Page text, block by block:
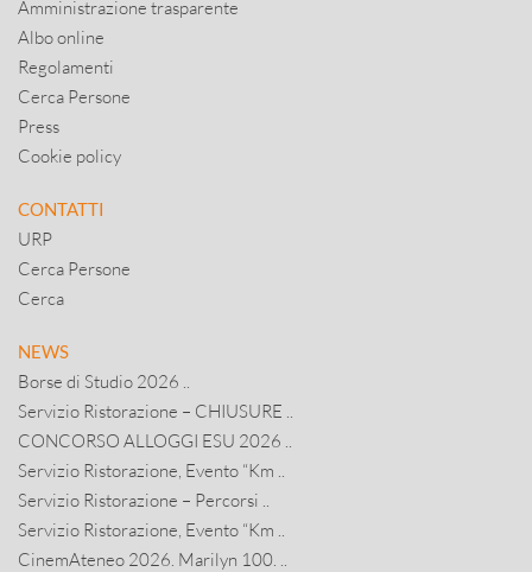
Amministrazione trasparente
Albo online
Regolamenti
Cerca Persone
Press
Cookie policy
CONTATTI
URP
Cerca Persone
Cerca
NEWS
Borse di Studio 2026 ..
Servizio Ristorazione – CHIUSURE ..
CONCORSO ALLOGGI ESU 2026 ..
Servizio Ristorazione, Evento “Km ..
Servizio Ristorazione – Percorsi ..
Servizio Ristorazione, Evento “Km ..
CinemAteneo 2026. Marilyn 100. ..